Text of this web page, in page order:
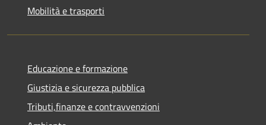
Mobilità e trasporti
Educazione e formazione
Giustizia e sicurezza pubblica
Tributi,finanze e contravvenzioni